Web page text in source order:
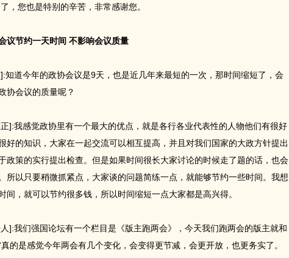
，您也是特别的辛苦，非常感谢您。
议节约一天时间 不影响会议质量
道今年的政协会议是9天，也是近几年来最短的一次，那时间缩短了，会
协会议的质量呢？
我感觉政协里有一个最大的优点，就是各行各业代表性的人物他们有很好
好的知识，大家在一起交流可以相互提高，并且对我们国家的大政方针提出
政策的实行提出检查。但是如果时间很长大家讨论的时候走了题的话，也会
所以只要稍微抓紧点，大家谈的问题简练一点，就能够节约一些时间。我想
间，就可以节约很多钱，所以时间缩短一点大家都是高兴得。
我们强国论坛有一个栏目是《版主跑两会》，今天我们跑两会的版主就和
的是感觉今年两会有几个变化，会变得更节减，会更开放，也更务实了。